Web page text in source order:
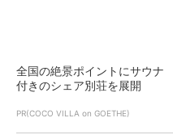
全国の絶景ポイントにサウナ
付きのシェア別荘を展開
PR(COCO VILLA on GOETHE)